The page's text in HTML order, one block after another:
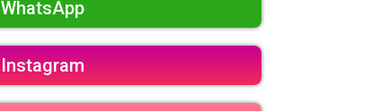
WhatsApp
Instagram